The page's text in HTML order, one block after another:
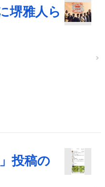
堺雅人ら
投稿の